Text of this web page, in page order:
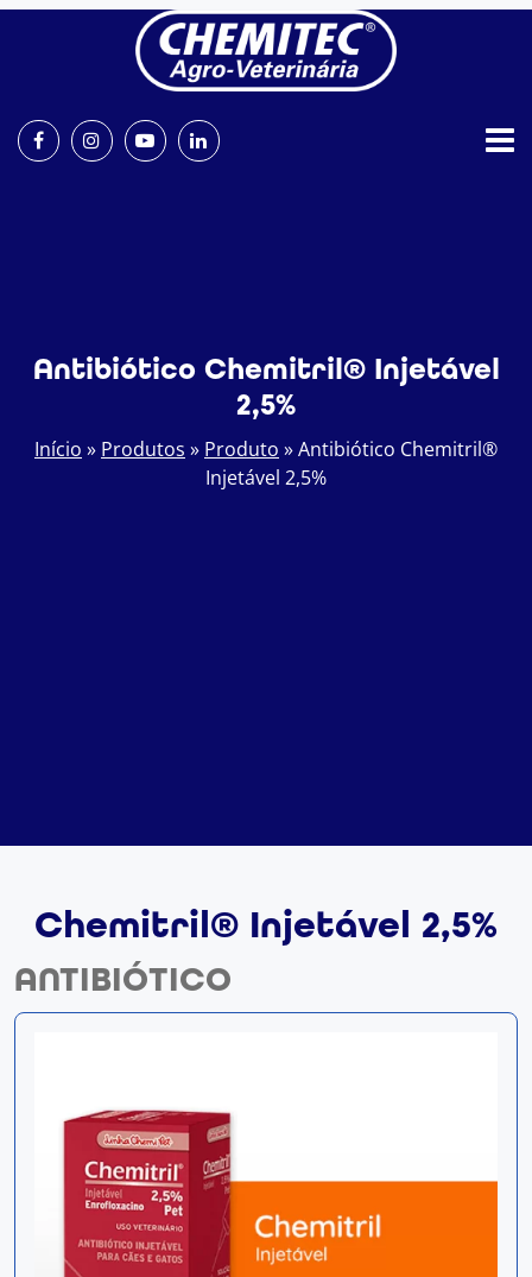
Antibiótico Chemitril® Injetável
2,5%
Início » Produtos » Produto »Antibiótico Chemitril®
Injetável 2,5%
Chemitril® Injetável 2,5%
ANTIBIÓTICO